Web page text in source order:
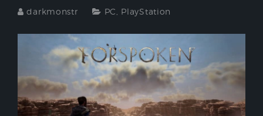
darkmonstr PC PlayStation